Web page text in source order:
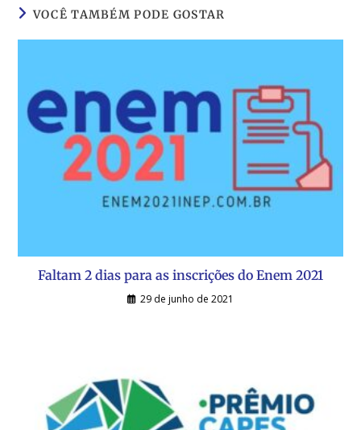
VOCÊ TAMBÉM PODE GOSTAR
Faltam 2 dias para as inscrições do Enem 2021
29 de junho de 2021